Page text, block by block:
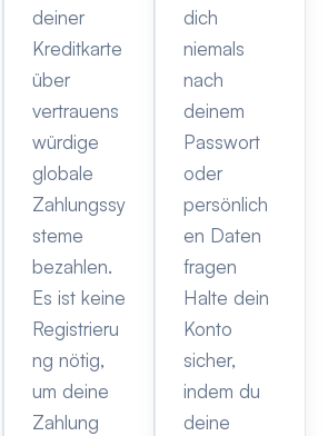
deiner
Kreditkarte
über
vertrauens
würdige
globale
Zahlungssy
steme
bezahlen.
Es ist keine
Registrieru
ng nötig,
um deine
Zahlung
dich
niemals
nach
deinem
Passwort
oder
persönlich
en Daten
fragen
Halte dein
Konto
sicher,
indem du
deine